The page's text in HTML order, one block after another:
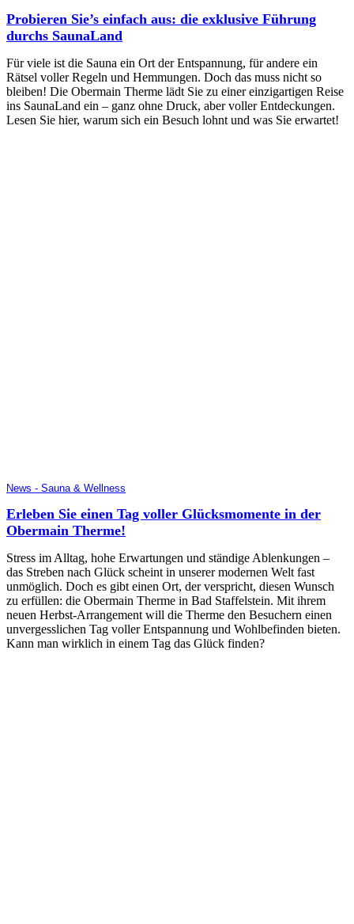
Probieren Sie’s einfach aus: die exklusive Führung
durchs SaunaLand
Für viele ist die Sauna ein Ort der Entspannung, für andere ein
Rätsel voller Regeln und Hemmungen. Doch das muss nicht so
bleiben! Die Obermain Therme lädt Sie zu einer einzigartigen Reise
ins SaunaLand ein – ganz ohne Druck, aber voller Entdeckungen.
Lesen Sie hier, warum sich ein Besuch lohnt und was Sie erwartet!
News - Sauna & Wellness
Erleben Sie einen Tag voller Glücksmomente in der
Obermain Therme!
Stress im Alltag, hohe Erwartungen und ständige Ablenkungen –
das Streben nach Glück scheint in unserer modernen Welt fast
unmöglich. Doch es gibt einen Ort, der verspricht, diesen Wunsch
zu erfüllen: die Obermain Therme in Bad Staffelstein. Mit ihrem
neuen Herbst-Arrangement will die Therme den Besuchern einen
unvergesslichen Tag voller Entspannung und Wohlbefinden bieten.
Kann man wirklich in einem Tag das Glück finden?